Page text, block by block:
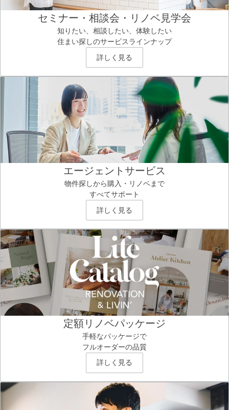
セミナー・相談会・リノベ見学会
知りたい、相談したい、体験したい
住まい探しのサービスラインナップ
詳しく見る
エージェントサービス
物件探しから購入・リノベまで
すべてサポート
詳しく見る
定額リノベパッケージ
手軽なパッケージで
フルオーダーの品質
詳しく見る